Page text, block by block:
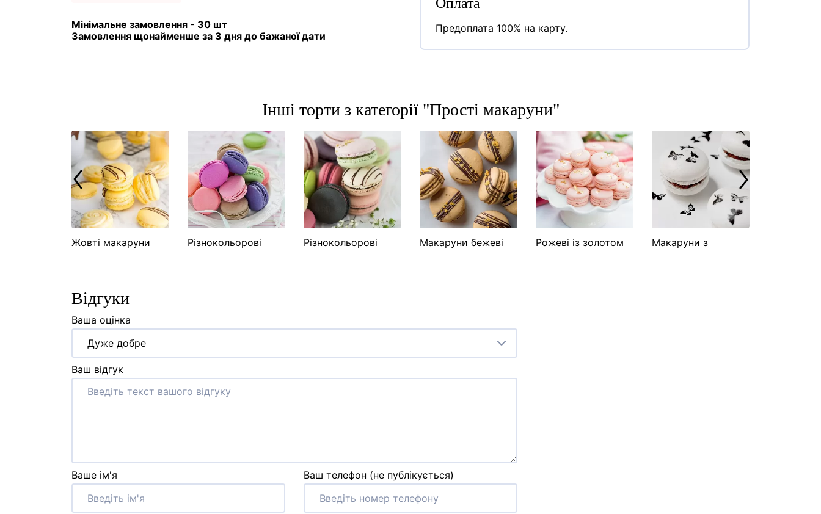
Мінімальне замовлення - 30 шт
Замовлення щонайменше за 3 дня до бажаної дати
Предоплата 100% на карту.
Інші торти з категорії "Прості макаруни"
Жовті макаруни
Різнокольорові
Різнокольорові
Макаруни бежеві
Рожеві із золотом
Макаруни з
Відгуки
Ваша оцінка
Дуже добре
Ваш відгук
Ваше ім'я Ваш телефон (не публікується)